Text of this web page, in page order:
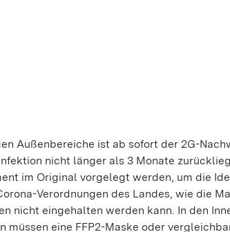
Außenbereiche ist ab sofort der 2G-
nicht länger als 3 Monate
im Original vorgelegt werden, um die
Verordnungen des Landes, wie die
nicht eingehalten werden kann. In den
eine FFP2-Maske oder